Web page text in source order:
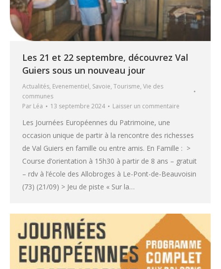
Les 21 et 22 septembre, découvrez Val
Guiers sous un nouveau jour
Actualités, Evenementiel, Savoie, Tourisme, Vie des
communes
Par Léa 13 septembre 2024 Laisser un commentaire
Les Journées Européennes du Patrimoine, une
occasion unique de partir à la rencontre des richesses
de Val Guiers en famille ou entre amis. En Famille : >
Course d’orientation à 15h30 à partir de 8 ans – gratuit
– rdv à l’école des Allobroges à Le-Pont-de-Beauvoisin
(73) (21/09) > Jeu de piste « Sur la…